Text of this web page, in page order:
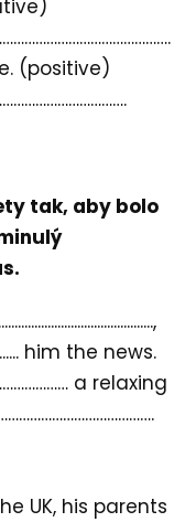
(positive)
tak, aby bolo
him the news.
a relaxing
UK, his parents